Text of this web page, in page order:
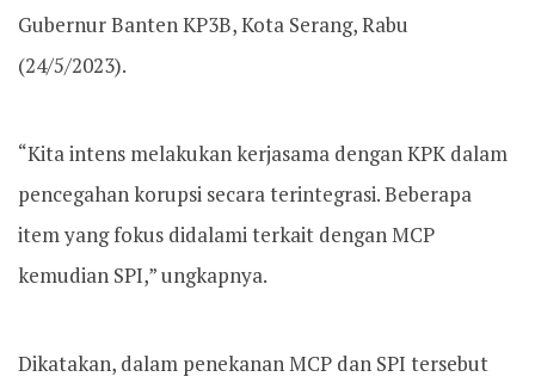
Gubernur Banten KP3B, Kota Serang, Rabu
(24/5/2023).
“Kita intens melakukan kerjasama dengan KPK dalam
pencegahan korupsi secara terintegrasi. Beberapa
item yang fokus didalami terkait dengan MCP
kemudian SPI,” ungkapnya.
Dikatakan, dalam penekanan MCP dan SPI tersebut